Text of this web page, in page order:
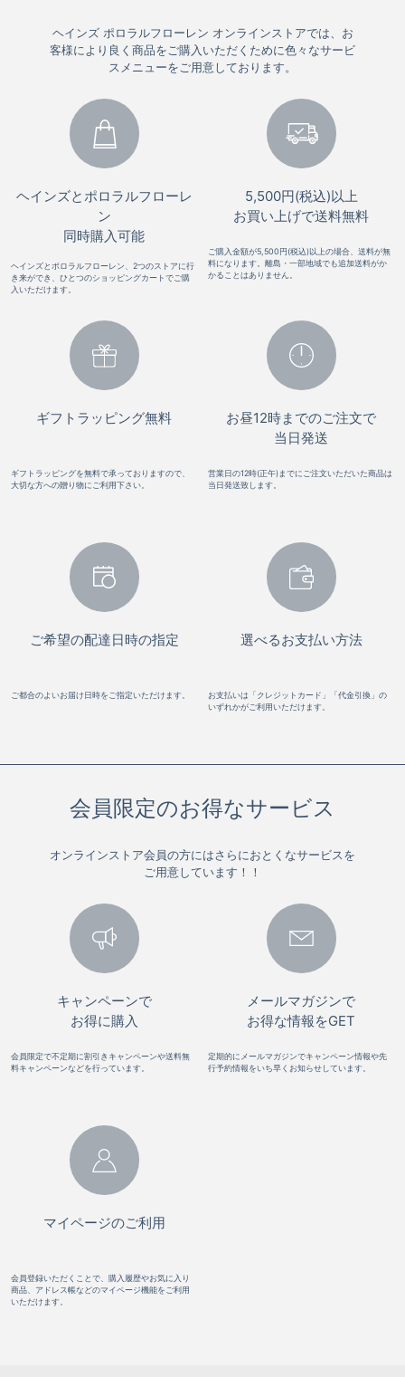
ヘインズ ポロラルフローレン オンラインストアでは、お
客様により良く商品をご購入いただくために色々なサービ
スメニューをご用意しております。
ヘインズとポロラルフローレ
ン
同時購入可能
ヘインズとポロラルフローレン、2つのストアに行
き来ができ、ひとつのショッピングカートでご購
入いただけます。
5,500円(税込)以上
お買い上げで送料無料
ご購入金額が5,500円(税込)以上の場合、送料が無
料になります。離島・一部地域でも追加送料がか
かることはありません。
ギフトラッピング無料
ギフトラッピングを無料で承っておりますので、
大切な方への贈り物にご利用下さい。
お昼12時までのご注文で
当日発送
営業日の12時(正午)までにご注文いただいた商品は
当日発送致します。
ご希望の配達日時の指定
ご都合のよいお届け日時をご指定いただけます。
選べるお支払い方法
お支払いは「クレジットカード」「代金引換」の
いずれかがご利用いただけます。
会員限定のお得なサービス
オンラインストア会員の方にはさらにおとくなサービスを
ご用意しています！！
キャンペーンで
お得に購入
会員限定で不定期に割引きキャンペーンや送料無
料キャンペーンなどを行っています。
メールマガジンで
お得な情報をGET
定期的にメールマガジンでキャンペーン情報や先
行予約情報をいち早くお知らせしています。
マイページのご利用
会員登録いただくことで、購入履歴やお気に入り
商品、アドレス帳などのマイページ機能をご利用
いただけます。